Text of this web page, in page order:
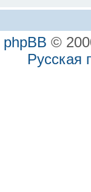
phpBB ©
Русская